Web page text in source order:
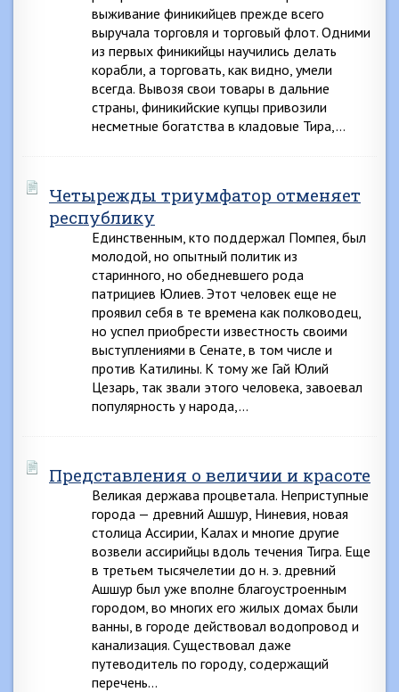
выживание финикийцев прежде всего
выручала торговля и торговый флот. Одними
из первых финикийцы научились делать
корабли, а торговать, как видно, умели
всегда. Вывозя свои товары в дальние
страны, финикийские купцы привозили
несметные богатства в кладовые Тира,…
Четырежды триумфатор отменяет
республику
Единственным, кто поддержал Помпея, был
молодой, но опытный политик из
старинного, но обедневшего рода
патрициев Юлиев. Этот человек еще не
проявил себя в те времена как полководец,
но успел приобрести известность своими
выступлениями в Сенате, в том числе и
против Катилины. К тому же Гай Юлий
Цезарь, так звали этого человека, завоевал
популярность у народа,…
Представления о величии и красоте
Великая держава процветала. Неприступные
города — древний Ашшур, Ниневия, новая
столица Ассирии, Калах и многие другие
возвели ассирийцы вдоль течения Тигра. Еще
в третьем тысячелетии до н. э. древний
Ашшур был уже вполне благоустроенным
городом, во многих его жилых домах были
ванны, в городе действовал водопровод и
канализация. Существовал даже
путеводитель по городу, содержащий
перечень…